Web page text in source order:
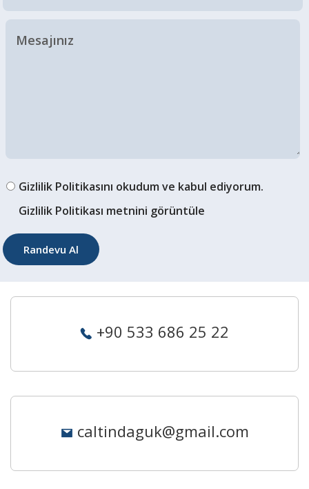
Gizlilik Politikasını okudum ve kabul ediyorum.
Gizlilik Politikası metnini görüntüle
+90 533 686 25 22
caltindaguk@gmail.com